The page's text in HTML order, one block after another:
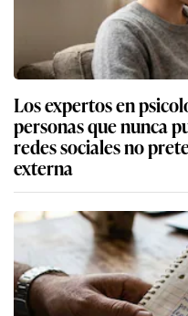
Los expertos en
personas que nunca
redes sociales no
externa